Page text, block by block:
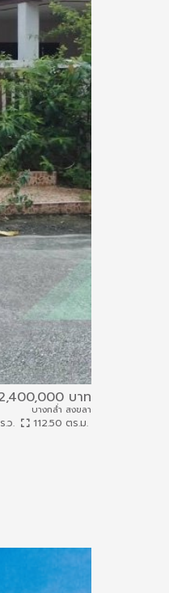
บาท
บางกล่ำ สงขลา
.ว. 112.50 ตร.ม.